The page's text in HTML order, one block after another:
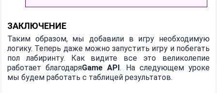
ЗАКЛЮЧЕНИЕ
Таким образом, мы добавили в игру необходимую
логику. Теперь даже можно запустить игру и побегать
пол лабиринту. Как видите все это великолепие
работает благодаряGame API. На следующем уроке
мы будем работать с таблицей результатов.